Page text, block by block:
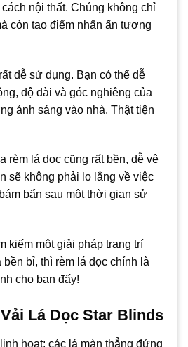
nội thất. Chúng không chỉ
còn tạo điểm nhấn ấn tượng
dễ sử dụng. Bạn có thể dễ
độ dài và góc nghiêng của
ánh sáng vào nhà. Thật tiện
rèm lá dọc cũng rất bền, dễ vệ
sẽ không phải lo lắng về việc
bẩn sau một thời gian sử
kiếm một giải pháp trang trí
bền bỉ, thì rèm lá dọc chính là
cho bạn đấy!
Lá Dọc Star Blinds
hoạt: các lá màn thẳng đứng